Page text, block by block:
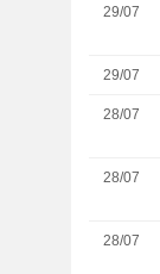
29/07
29/07
28/07
28/07
28/07